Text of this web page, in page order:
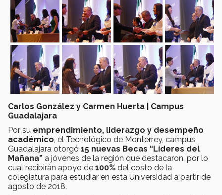
Carlos González y Carmen Huerta | Campus
Guadalajara
Por su emprendimiento, liderazgo y desempeño
académico , el Tecnológico de Monterrey, campus
Guadalajara otorgó 15 nuevas Becas “Líderes del
Mañana” a jóvenes de la región que destacaron, por lo
cual recibirán apoyo de 100% del costo de la
colegiatura para estudiar en esta Universidad a partir de
agosto de 2018.